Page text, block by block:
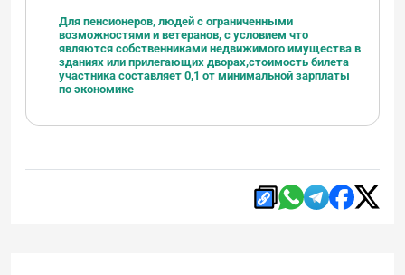
Для пенсионеров, людей с ограниченными
возможностями и ветеранов, с условием что
являются собственниками недвижимого имущества в
зданиях или прилегающих дворах,стоимость билета
участника составляет 0,1 от минимальной зарплаты
по экономике